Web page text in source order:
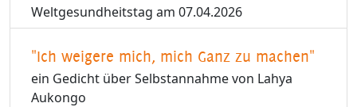
Weltgesundheitstag am 07.04.2026
"Ich weigere mich, mich Ganz zu machen"
ein Gedicht über Selbstannahme von Lahya
Aukongo